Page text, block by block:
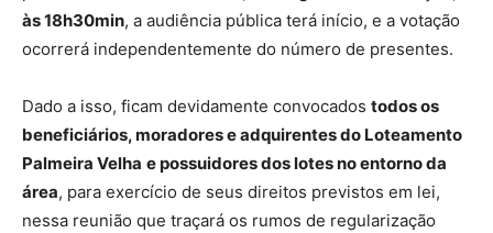
às 18h30min, a audiência pública terá início, e a votação
ocorrerá independentemente do número de presentes.
Dado a isso, ficam devidamente convocados todos os
beneficiários, moradores e adquirentes do Loteamento
Palmeira Velha e possuidores dos lotes no entorno da
área, para exercício de seus direitos previstos em lei,
nessa reunião que traçará os rumos de regularização